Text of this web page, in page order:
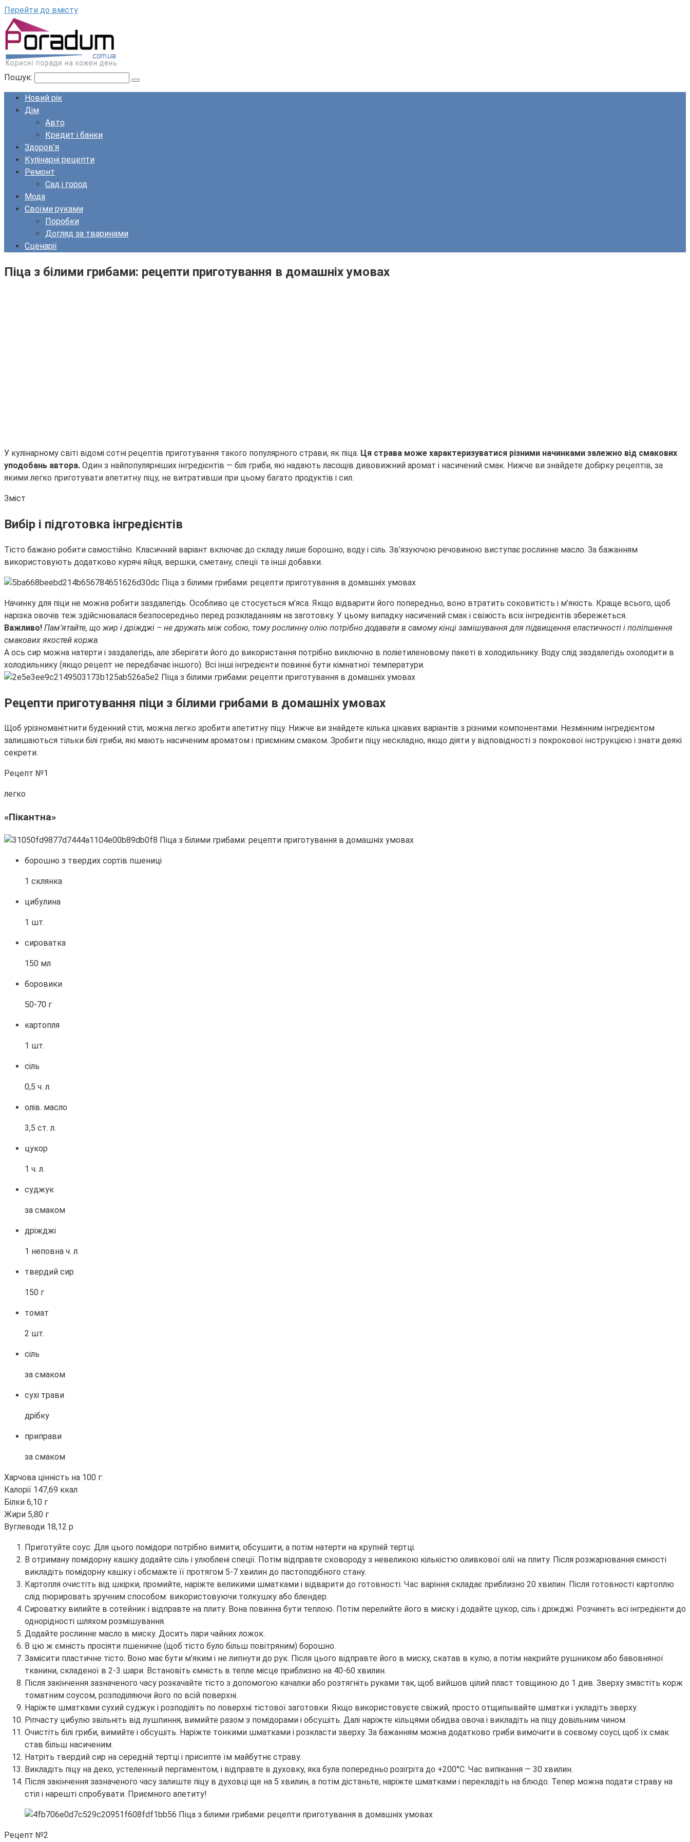
Перейти до вмісту
Пошук:
Новий рік
Дім
Авто
Кредит і банки
Здоров’я
Кулінарні рецепти
Ремонт
Сад і город
Мода
Своїми руками
Поробки
Догляд за тваринами
Сценарії
Піца з білими грибами: рецепти приготування в домашніх умовах
У кулінарному світі відомі сотні рецептів приготування такого популярного страви, як піца. Ця страва може характеризуватися різними начинками залежно від смакових
уподобань автора. Один з найпопулярніших інгредієнтів — білі гриби, які надають ласощів дивовижний аромат і насичений смак. Нижче ви знайдете добірку рецептів, за
якими легко приготувати апетитну піцу, не витративши при цьому багато продуктів і сил.
Зміст
Вибір і підготовка інгредієнтів
Тісто бажано робити самостійно. Класичний варіант включає до складу лише борошно, воду і сіль. Зв’язуючою речовиною виступає рослинне масло. За бажанням
використовують додатково курячі яйця, вершки, сметану, спеції та інші добавки.
Начинку для піци не можна робити заздалегідь. Особливо це стосується м’яса. Якщо відварити його попередньо, воно втратить соковитість і м’якість. Краще всього, щоб
нарізка овочів теж здійснювалася безпосередньо перед розкладанням на заготовку. У цьому випадку насичений смак і свіжість всіх інгредієнтів збережеться.
Важливо! Пам’ятайте, що жир і дріжджі – не дружать між собою, тому рослинну олію потрібно додавати в самому кінці замішування для підвищення еластичності і поліпшення
смакових якостей коржа.
А ось сир можна натерти і заздалегідь, але зберігати його до використання потрібно виключно в поліетиленовому пакеті в холодильнику. Воду слід заздалегідь охолодити в
холодильнику (якщо рецепт не передбачає іншого). Всі інші інгредієнти повинні бути кімнатної температури.
Рецепти приготування піци з білими грибами в домашніх умовах
Щоб урізноманітнити буденний стіл, можна легко зробити апетитну піцу. Нижче ви знайдете кілька цікавих варіантів з різними компонентами. Незмінним інгредієнтом
залишаються тільки білі гриби, які мають насиченим ароматом і приємним смаком. Зробити піцу нескладно, якщо діяти у відповідності з покрокової інструкцією і знати деякі
секрети.
Рецепт №1
легко
«Пікантна»
борошно з твердих сортів пшениці
1 склянка
цибулина
1 шт.
сироватка
150 мл
боровики
50-70 г
картопля
1 шт.
сіль
0,5 ч. л.
олів. масло
3,5 ст. л.
цукор
1 ч. л.
суджук
за смаком
дріжджі
1 неповна ч. л.
твердий сир
150 г
томат
2 шт.
сіль
за смаком
сухі трави
дрібку
приправи
за смаком
Харчова цінність на 100 г:
Калорії 147,69 ккал
Білки 6,10 г
Жири 5,80 г
Вуглеводи 18,12 р
Приготуйте соус. Для цього помідори потрібно вимити, обсушити, а потім натерти на крупній тертці.
В отриману помідорну кашку додайте сіль і улюблені спеції. Потім відправте сковороду з невеликою кількістю оливкової олії на плиту. Після розжарювання ємності
викладіть помідорну кашку і обсмажте її протягом 5-7 хвилин до пастоподібного стану.
Картопля очистіть від шкірки, промийте, наріжте великими шматками і відварити до готовності. Час варіння складає приблизно 20 хвилин. Після готовності картоплю
слід пюрировать зручним способом: використовуючи толкушку або блендер.
Сироватку вилийте в сотейник і відправте на плиту. Вона повинна бути теплою. Потім перелийте його в миску і додайте цукор, сіль і дріжджі. Розчиніть всі інгредієнти до
однорідності шляхом розмішування.
Додайте рослинне масло в миску. Досить пари чайних ложок.
В цю ж ємність просіяти пшеничне (щоб тісто було більш повітряним) борошно.
Замісити пластичне тісто. Воно має бути м’яким і не липнути до рук. Після цього відправте його в миску, скатав в кулю, а потім накрийте рушником або бавовняної
тканини, складеної в 2-3 шари. Встановіть ємність в тепле місце приблизно на 40-60 хвилин.
Після закінчення зазначеного часу розкачайте тісто з допомогою качалки або розтягніть руками так, щоб вийшов цілий пласт товщиною до 1 див. Зверху змастіть корж
томатним соусом, розподіляючи його по всій поверхні.
Наріжте шматками сухий суджук і розподіліть по поверхні тістової заготовки. Якщо використовуєте свіжий, просто отщипывайте шматки і укладіть зверху.
Ріпчасту цибулю звільніть від лушпиння, вимийте разом з помідорами і обсушіть. Далі наріжте кільцями обидва овоча і викладіть на піцу довільним чином.
Очистіть білі гриби, вимийте і обсушіть. Наріжте тонкими шматками і розкласти зверху. За бажанням можна додатково гриби вимочити в соєвому соусі, щоб їх смак
став більш насиченим.
Натріть твердий сир на середній тертці і присипте їм майбутнє страву.
Викладіть піцу на деко, устеленный пергаментом, і відправте в духовку, яка була попередньо розігріта до +200°С. Час випікання — 30 хвилин.
Після закінчення зазначеного часу залиште піцу в духовці ще на 5 хвилин, а потім дістаньте, наріжте шматками і перекладіть на блюдо. Тепер можна подати страву на
стіл і нарешті спробувати. Приємного апетиту!
Рецепт №2